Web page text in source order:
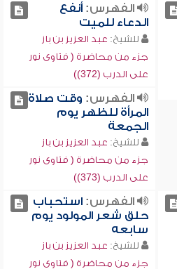
الفهرس:أنفع
الدعاء للميت
للشيخ: عبد العزيز بن باز
جزء من محاضرة ( فتاوى نور
على الدرب (372))
الفهرس: وقت صلاة
المرأة للظهر يوم
الجمعة
للشيخ: عبد العزيز بن باز
جزء من محاضرة ( فتاوى نور
على الدرب (373))
الفهرس:استحباب
حلق شعر المولود يوم
سابعه
للشيخ: عبد العزيز بن باز
جزء من محاضرة ( فتاوى نور